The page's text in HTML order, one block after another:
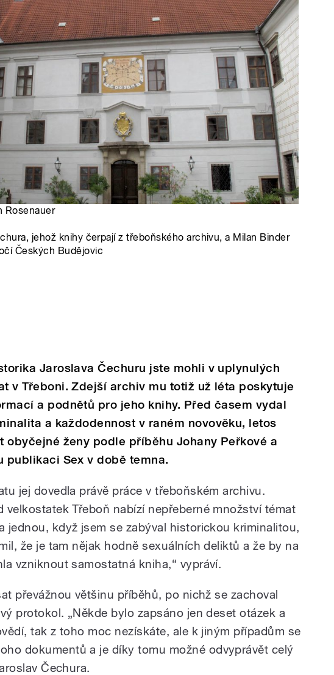
Rosenauer
jehož knihy čerpají z třeboňského archivu, a Milan Binder
Českých Budějovic
Jaroslava Čechuru jste mohli v uplynulých
v Třeboni. Zdejší archiv mu totiž už léta poskytuje
a podnětů pro jeho knihy. Před časem vydal
a každodennost v raném novověku, letos
obyčejné ženy podle příběhu Johany Peřkové a
publikaci Sex v době temna.
jej dovedla právě práce v třeboňském archivu.
velkostatek Třeboň nabízí nepřeberné množství témat
jednou, když jsem se zabýval historickou kriminalitou,
že je tam nějak hodně sexuálních deliktů a že by na
vzniknout samostatná kniha,“ vypráví.
převážnou většinu příběhů, po nichž se zachoval
protokol. „Někde bylo zapsáno jen deset otázek a
tak z toho moc nezískáte, ale k jiným případům se
dokumentů a je díky tomu možné odvyprávět celý
Čechura.